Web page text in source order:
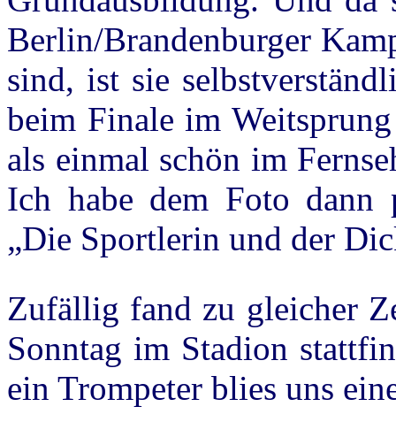
Berlin/Brandenburger
sind, ist sie
beim Finale im
als einmal schön im
Ich habe dem Foto dann
„Die Sportlerin und der
Zufällig fand zu gleicher
Sonntag im Stadion
ein Trompeter blies uns